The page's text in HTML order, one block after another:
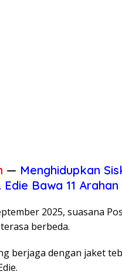
— Menghidupkan
Bawa 11
2025, suasana
berbeda.
berjaga dengan jaket